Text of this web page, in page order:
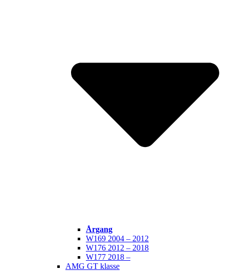
Årgang
W169 2004 – 2012
W176 2012 – 2018
W177 2018 –
AMG GT klasse